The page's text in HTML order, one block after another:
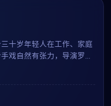
十岁年轻人在工作、家庭
戏自然有张力，导演罗泓
内呈现一幅真实而温暖